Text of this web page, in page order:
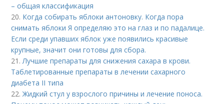
– общая классификация
20. Когда собирать яблоки антоновку. Когда пора
снимать яблоки Я определяю это на глаз и по падалице.
Если среди упавших яблок уже появились красивые
крупные, значит они готовы для сбора.
21.Лучшие препараты для снижения сахара в крови.
Таблетированные препараты в лечении сахарного
диабета II типа
22.Жидкий стул у взрослого причины и лечение поноса.